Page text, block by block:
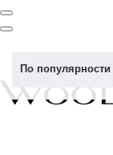
По популярности